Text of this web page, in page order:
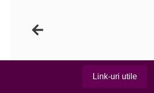
Link-uri utile